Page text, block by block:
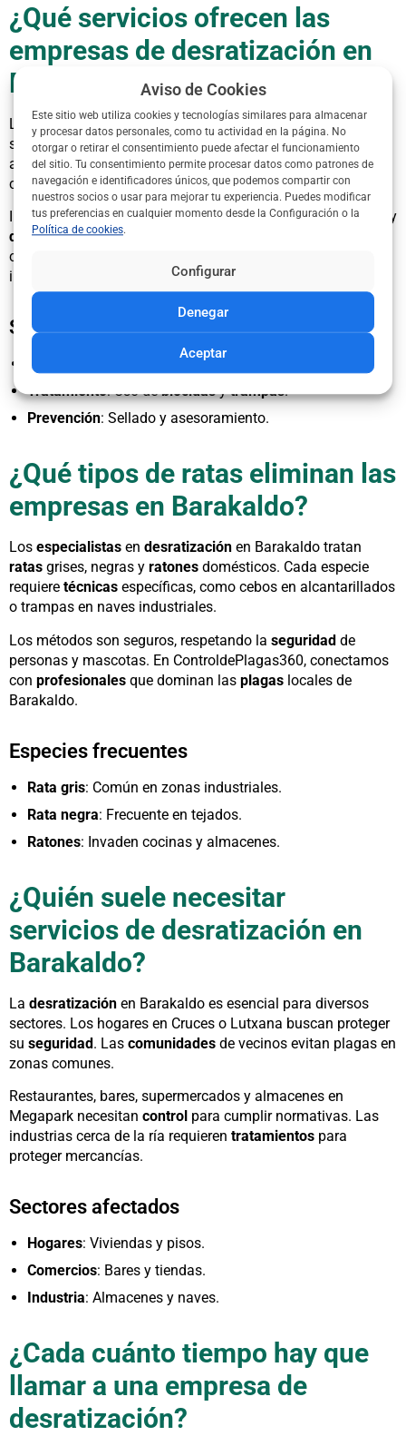
Aviso de Cookies
Este sitio web utiliza cookies y tecnologías similares para almacenar
y procesar datos personales, como tu actividad en la página. No
otorgar o retirar el consentimiento puede afectar el funcionamiento
del sitio. Tu consentimiento permite procesar datos como patrones de
navegación e identificadores únicos, que podemos compartir con
nuestros socios o usar para mejorar tu experiencia. Puedes modificar
tus preferencias en cualquier momento desde la Configuración o la
Política de cookies.
Aceptar
Denegar
Configurar
¿Qué servicios ofrecen las
empresas de desratización en
Barakaldo?
Las empresas decontrol de plagasen Barakaldo ofrecen
soluciones integrales. Realizaninspeccionespara detectar
accesos deratasy aplicantratamientoscon trampas y
cebos homologados.
Implementanmedidaspreventivas como sellado de grietas y
desinfección. Los servicios se adaptan a hogares,
comunidades, restaurantes o almacenes en zonas
industriales de Barakaldo.
Servicios destacados
Inspección
: Evaluación de la infestación.
Tratamiento: Uso debiocidasytrampas.
Prevención: Sellado y asesoramiento.
¿Qué tipos de ratas eliminan las
empresas en Barakaldo?
Los especialistas en desratización en Barakaldo tratan
ratas grises, negras y ratones domésticos. Cada especie
requiere técnicas específicas, como cebos en alcantarillados
o trampas en naves industriales.
Los métodos son seguros, respetando la seguridad de
personas y mascotas. En ControldePlagas360, conectamos
con profesionales que dominan las plagas locales de
Barakaldo.
Especies frecuentes
Rata gris: Común en zonas industriales.
Rata negra: Frecuente en tejados.
Ratones: Invaden cocinas y almacenes.
¿Quién suele necesitar
servicios de desratización en
Barakaldo?
La desratización en Barakaldo es esencial para diversos
sectores. Los hogares en Cruces o Lutxana buscan proteger
su seguridad. Las comunidades de vecinos evitan plagas en
zonas comunes.
Restaurantes, bares, supermercados y almacenes en
Megapark necesitan control para cumplir normativas. Las
industrias cerca de la ría requieren tratamientos para
proteger mercancías.
Sectores afectados
Hogares: Viviendas y pisos.
Comercios: Bares y tiendas.
Industria: Almacenes y naves.
¿Cada cuánto tiempo hay que
llamar a una empresa de
desratización?